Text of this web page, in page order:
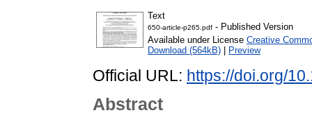
Text
650-article-p265.pdf - Published Version
Available under License Creative
Download (564kB)
Preview
Official URL: https://doi.org/
Abstract